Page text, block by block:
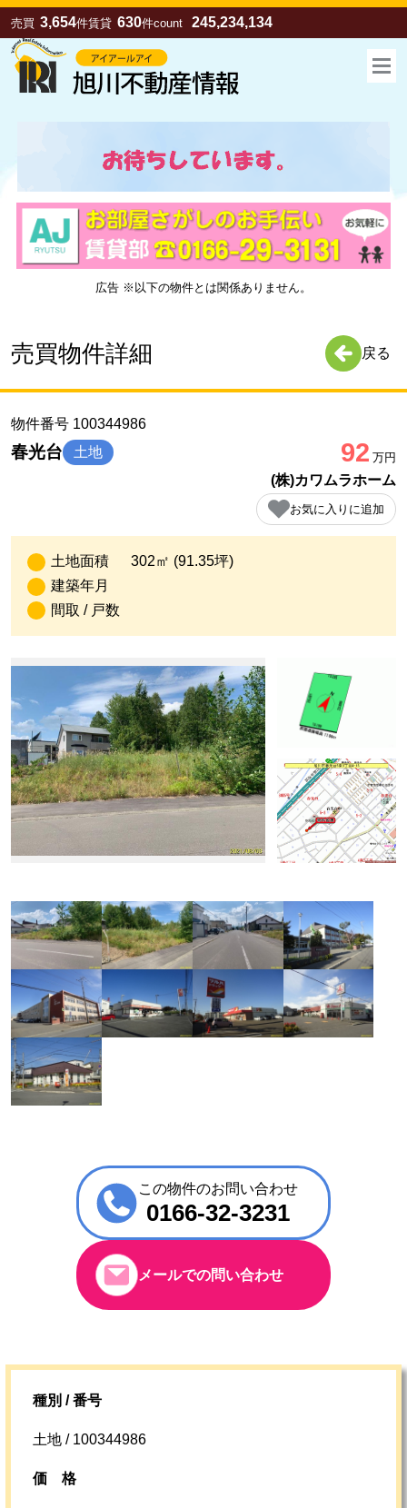
売買 3,654件賃貸 630件count 245,234,134
広告 ※以下の物件とは関係ありません。
売買物件詳細 戻る
物件番号 100344986
春光台 土地 92 万円
(株)カワムラホーム
お気に入りに追加
土地面積
302㎡ (91.35坪)
建築年月
間取 / 戸数
この物件のお問い合わせ
0166-32-3231
メールでの問い合わせ
種別 / 番号
土地 / 100344986
価格